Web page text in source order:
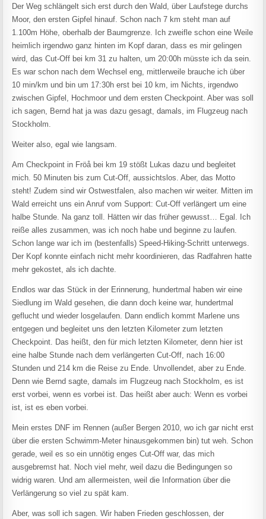
Der Weg schlängelt sich erst durch den Wald, über Laufstege durchs
Moor, den ersten Gipfel hinauf. Schon nach 7 km steht man auf
1.100m Höhe, oberhalb der Baumgrenze. Ich zweifle schon eine Weile
heimlich irgendwo ganz hinten im Kopf daran, dass es mir gelingen
wird, das Cut-Off bei km 31 zu halten, um 20:00h müsste ich da sein.
Es war schon nach dem Wechsel eng, mittlerweile brauche ich über
10 min/km und bin um 17:30h erst bei 10 km, im Nichts, irgendwo
zwischen Gipfel, Hochmoor und dem ersten Checkpoint. Aber was soll
ich sagen, Bernd hat ja was dazu gesagt, damals, im Flugzeug nach
Stockholm.
Weiter also, egal wie langsam.
Am Checkpoint in Fröå bei km 19 stößt Lukas dazu und begleitet
mich. 50 Minuten bis zum Cut-Off, aussichtslos. Aber, das Motto
steht! Zudem sind wir Ostwestfalen, also machen wir weiter. Mitten im
Wald erreicht uns ein Anruf vom Support: Cut-Off verlängert um eine
halbe Stunde. Na ganz toll. Hätten wir das früher gewusst… Egal. Ich
reiße alles zusammen, was ich noch habe und beginne zu laufen.
Schon lange war ich im (bestenfalls) Speed-Hiking-Schritt unterwegs.
Der Kopf konnte einfach nicht mehr koordinieren, das Radfahren hatte
mehr gekostet, als ich dachte.
Endlos war das Stück in der Erinnerung, hundertmal haben wir eine
Siedlung im Wald gesehen, die dann doch keine war, hundertmal
geflucht und wieder losgelaufen. Dann endlich kommt Marlene uns
entgegen und begleitet uns den letzten Kilometer zum letzten
Checkpoint. Das heißt, den für mich letzten Kilometer, denn hier ist
eine halbe Stunde nach dem verlängerten Cut-Off, nach 16:00
Stunden und 214 km die Reise zu Ende. Unvollendet, aber zu Ende.
Denn wie Bernd sagte, damals im Flugzeug nach Stockholm, es ist
erst vorbei, wenn es vorbei ist. Das heißt aber auch: Wenn es vorbei
ist, ist es eben vorbei.
Mein erstes DNF im Rennen (außer Bergen 2010, wo ich gar nicht erst
über die ersten Schwimm-Meter hinausgekommen bin) tut weh. Schon
gerade, weil es so ein unnötig enges Cut-Off war, das mich
ausgebremst hat. Noch viel mehr, weil dazu die Bedingungen so
widrig waren. Und am allermeisten, weil die Information über die
Verlängerung so viel zu spät kam.
Aber, was soll ich sagen. Wir haben Frieden geschlossen, der